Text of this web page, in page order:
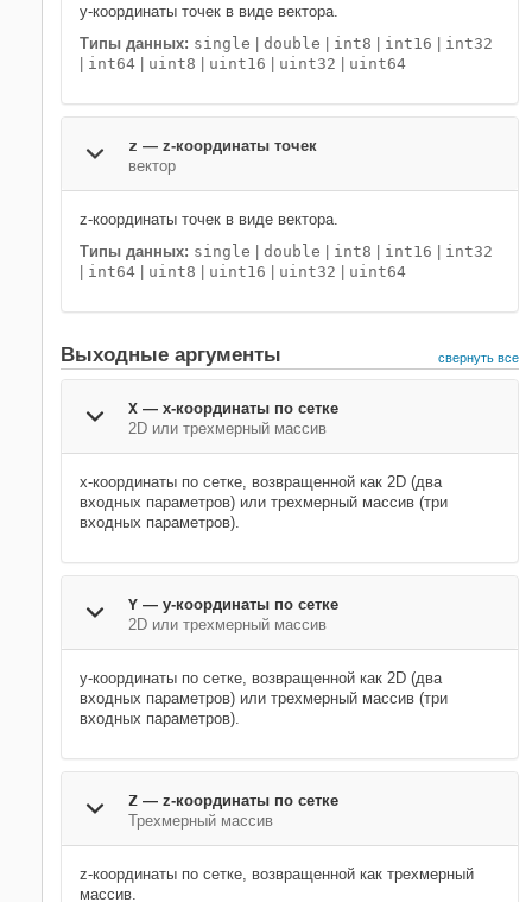
y-координаты точек в виде вектора.
Типы данных: single | double | int8 | int16 | int32
| int64 | uint8 | uint16 | uint32 | uint64
z — z-координаты точек
вектор
z-координаты точек в виде вектора.
Типы данных: single | double | int8 | int16 | int32
| int64 | uint8 | uint16 | uint32 | uint64
Выходные аргументы свернуть все
X — x-координаты по сетке
2D или трехмерный массив
x-координаты по сетке, возвращенной как 2D (два
входных параметров) или трехмерный массив (три
входных параметров).
Y — y-координаты по сетке
2D или трехмерный массив
y-координаты по сетке, возвращенной как 2D (два
входных параметров) или трехмерный массив (три
входных параметров).
Z — z-координаты по сетке
Трехмерный массив
z-координаты по сетке, возвращенной как трехмерный
массив.